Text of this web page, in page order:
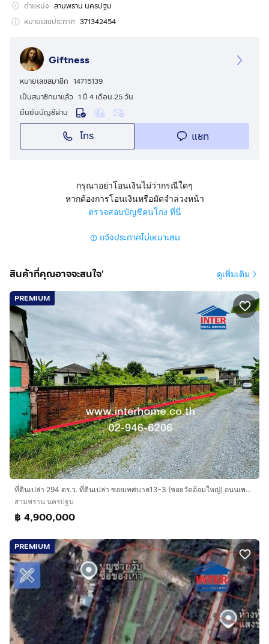
โรงเรียนสามพรานวิทยา โรงเรียน ภปร.ราชวิทยาลัย
โรงเรียนนาคประสิทธิ์ โรงเรียนสุคนธีรวิทย์ โรงเรียนเบญญา
8.ใกล้แม่น้ำท่าจีน 500เมตร
9. ใกล้วัดไร่ขิง ( ประมาณ 5-6กม.)
10. ใกล้ตลาดน้ำดอนหวาย (ประมาณ 6-7กม.)
11.ใกล้สวนสามพราน ( ประมาณ 5-6กม.)
12.ใกล้ท่ารถ 84 (ประมาณ 5-6 กม.)
13.ใกล้วัดนักบุญเปโตร สามพราน (6 กม.)
14.ใกล้บ้านผู้หว่าน& โรงเรียนยอแซฟอุปถัมภ์ (ประมาณ 8
กม.)
ตำแหน่ง สามพราน นครปฐม
หมายเลขประกาศ 371342454
Giftness
หมายเลขสมาชิก 14715139
เป็นสมาชิกมาแล้ว 1 ปี 4 เดือน 25 วัน
ยืนยันบัญชีผ่าน
โทร แชท
กรุณาอย่าโอนเงินไม่ว่ากรณีใดๆ
หากต้องการโอนเงินหรือมัดจำล่วงหน้า
ตรวจสอบบัญชีคนโกง ที่นี่
แจ้งประกาศไม่เหมาะสม
สินค้าที่คุณอาจจะสนใจ' ดูเพิ่มเติม
PREMIUM
ที่ดินเปล่า 294 ตร.ว. ที่ดินเปล่า ซอยเทศบาล13-3 (ซอยวัดอ้อมใหญ่) ถนนเพชรเกษม สามพราน นครปฐม
สามพราน นครปฐม
฿ 4,900,000
PREMIUM